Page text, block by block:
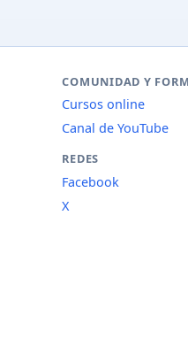
COMUNIDAD Y
Cursos online
Canal de YouTube
REDES
Facebook
X